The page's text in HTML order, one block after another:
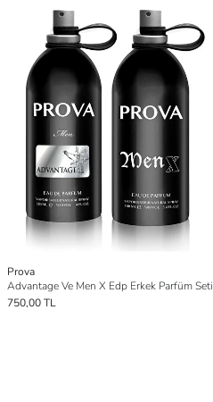
Prova
Advantage Ve Men X Edp Erkek Parfüm Seti
750,00 TL